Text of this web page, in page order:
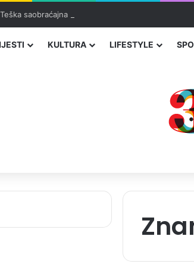
Teška saobraćajna nesreća u Banovićima, poginuo
KULTURA LIFESTYLE